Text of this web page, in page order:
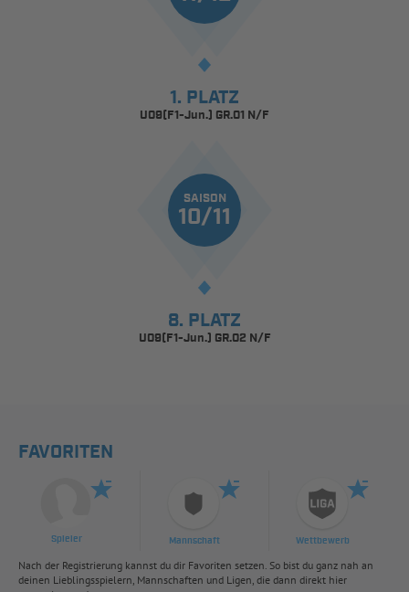
1. PLATZ
U09(F1-Jun.) GR.01 N/F
SAISON
10/11
8. PLATZ
U09(F1-Jun.) GR.02 N/F
FAVORITEN
Spieler Mannschaft Wettbewerb
Nach der Registrierung kannst du dir Favoriten setzen. So bist du ganz nah an
deinen Lieblingsspielern, Mannschaften und Ligen, die dann direkt hier